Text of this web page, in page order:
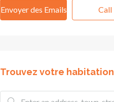
Envoyer des Emails Call
Trouvez votre habitation